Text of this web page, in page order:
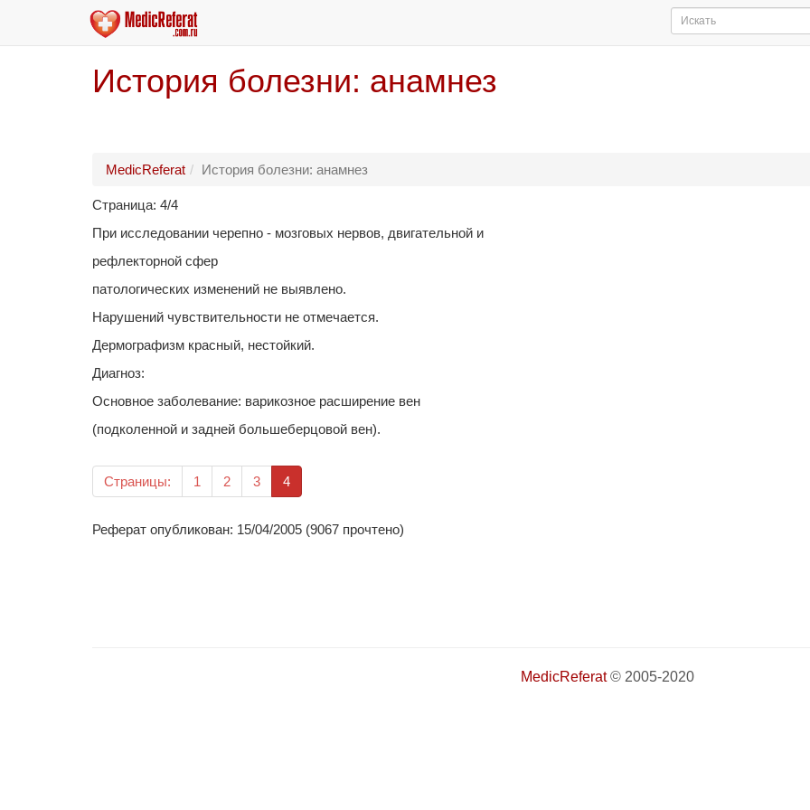
История болезни: анамнез
MedicReferat История болезни: анамнез
Страница: 4/4
При исследовании черепно - мозговых нервов, двигательной и
рефлекторной сфер
патологических изменений не выявлено.
Нарушений чувствительности не отмечается.
Дермографизм красный, нестойкий.
Диагноз:
Основное заболевание: варикозное расширение вен
(подколенной и задней большеберцовой вен).
Страницы: 1 2 3 4(текущая)
Реферат опубликован: 15/04/2005 (9067 прочтено)
MedicReferat© 2005-2020